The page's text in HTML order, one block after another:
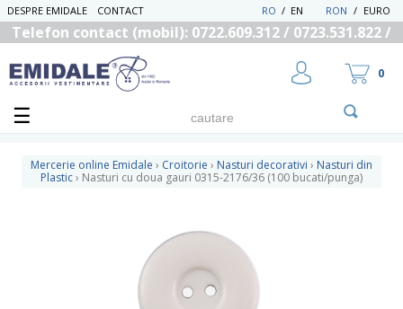
DESPRE EMIDALE CONTACT RON / EURO
EN
/
RO
Telefon contact (mobil): 0722.609.312 / 0723.531.822 /
0
Mercerie online Emidale › Croitorie › Nasturi decorativi › Nasturi din
Plastic› Nasturi cu doua gauri 0315-2176/36 (100 bucati/punga)